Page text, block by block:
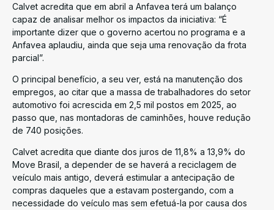
Calvet acredita que em abril a Anfavea terá um balanço
capaz de analisar melhor os impactos da iniciativa: “É
importante dizer que o governo acertou no programa e a
Anfavea aplaudiu, ainda que seja uma renovação da frota
parcial”.
O principal benefício, a seu ver, está na manutenção dos
empregos, ao citar que a massa de trabalhadores do setor
automotivo foi acrescida em 2,5 mil postos em 2025, ao
passo que, nas montadoras de caminhões, houve redução
de 740 posições.
Calvet acredita que diante dos juros de 11,8% a 13,9% do
Move Brasil, a depender de se haverá a reciclagem de
veículo mais antigo, deverá estimular a antecipação de
compras daqueles que a estavam postergando, com a
necessidade do veículo mas sem efetuá-la por causa dos